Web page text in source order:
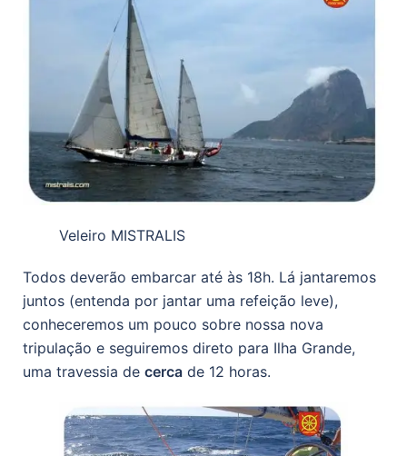
Veleiro MISTRALIS
Todos deverão embarcar até às 18h. Lá jantaremos
juntos (entenda por jantar uma refeição leve),
conheceremos um pouco sobre nossa nova
tripulação e seguiremos direto para Ilha Grande,
uma travessia de cerca de 12 horas.